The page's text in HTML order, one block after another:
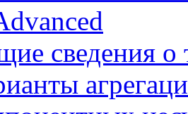
сведения о